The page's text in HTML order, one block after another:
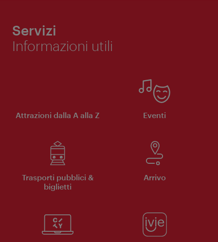
Servizi
Informazioni utili
Attrazioni dalla A alla Z Eventi
Trasporti pubblici &
biglietti
Arrivo